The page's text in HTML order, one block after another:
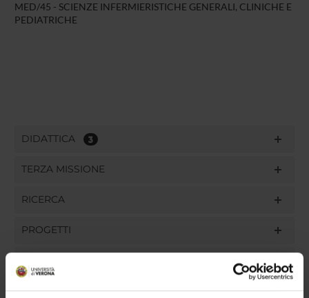
MED/45 - SCIENZE INFERMIERISTICHE GENERALI, CLINICHE E
PEDIATRICHE
DIDATTICA 3
TERZA MISSIONE
RICERCA
PROGETTI